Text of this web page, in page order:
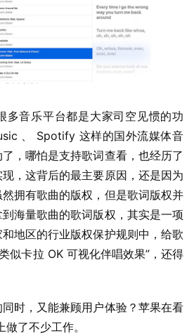
多音乐平台都是大家司空见惯的功
、 Spotify 这样的国外流媒体音
，哪怕是支持歌词查看，也经历了
，这背后的最主要原因，还是因为
拥有歌曲的版权，但是歌词版权并
海量歌曲的歌词版权，其实是一项
地区的行业版权保护规则中，给歌
似卡拉 OK 可视化伴唱效果”，还得
时，又能兼顾用户体验？苹果在看
了不少工作。